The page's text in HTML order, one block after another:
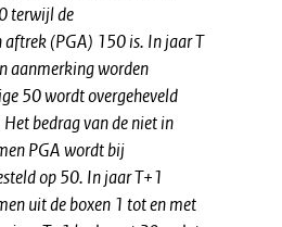
terwijl de
aftrek (PGA) 150 is. In jaar T
aanmerking worden
50 wordt overgeheveld
bedrag van de niet in
PGA wordt bij
op 50. In jaar T+1
uit de boxen 1 tot en met